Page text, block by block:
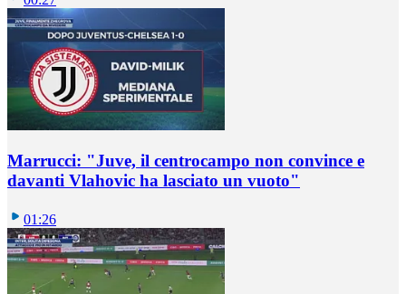
Marrucci: "Juve, il centrocampo non convince e
davanti Vlahovic ha lasciato un vuoto"
01:26